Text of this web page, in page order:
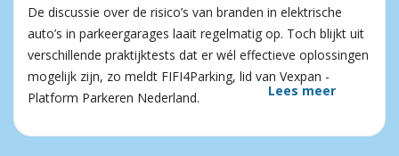
De discussie over de risico’s van branden in elektrische
auto’s in parkeergarages laait regelmatig op. Toch blijkt uit
verschillende praktijktests dat er wél effectieve oplossingen
mogelijk zijn, zo meldt FIFI4Parking, lid van Vexpan -
Platform Parkeren Nederland.
Lees meer